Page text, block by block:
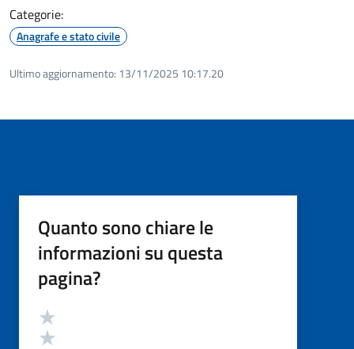
Categorie:
Anagrafe e stato civile
Ultimo aggiornamento: 13/11/2025 10:17.20
Quanto sono chiare le
informazioni su questa
pagina?
Valutazione